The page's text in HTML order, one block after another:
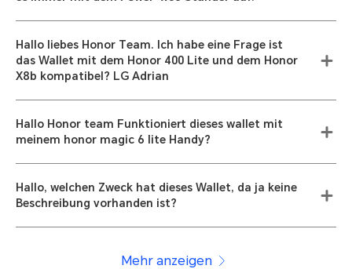
Hallo liebes Honor Team. Ich habe eine Frage ist
das Wallet mit dem Honor 400 Lite und dem Honor
X8b kompatibel? LG Adrian
Hallo Honor team Funktioniert dieses wallet mit
meinem honor magic 6 lite Handy?
Hallo, welchen Zweck hat dieses Wallet, da ja keine
Beschreibung vorhanden ist?
Mehr anzeigen